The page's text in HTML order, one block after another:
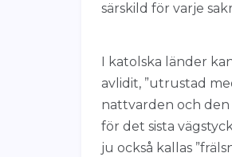
särskild för varje
I katolska länder
avlidit, ”utrustad
nattvarden och den
för det sista
ju också kallas